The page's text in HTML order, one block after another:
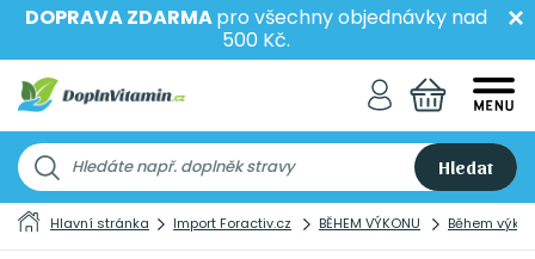
DOPRAVA ZDARMApro všechny objednávky nad
500 Kč.
Hledat
Hlavní stránka Import Foractiv.cz BĚHEM VÝKONU Během